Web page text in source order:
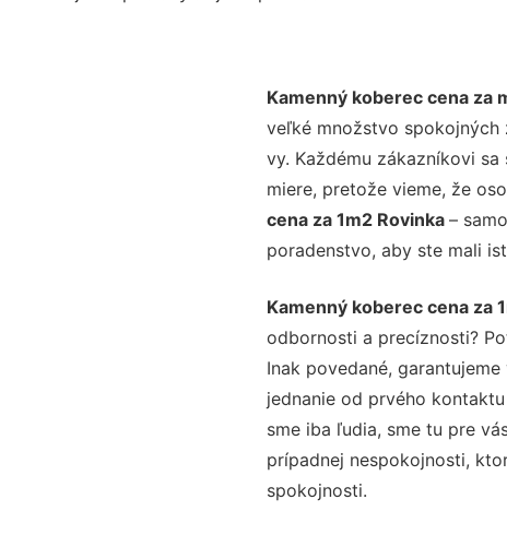
Kamenný koberec cena za
veľké množstvo spokojných
vy. Každému zákazníkovi
miere, pretože vieme, že
cena za 1m2 Rovinka –
poradenstvo, aby ste mali
Kamenný koberec cena za
odbornosti a precíznosti?
Inak povedané,
jednanie od prvého
sme iba ľudia, sme tu pre
prípadnej nespokojnosti,
spokojnosti.